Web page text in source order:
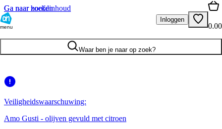
Ga naar hoofdinhoud
Ga naar zoeken
menu
Inloggen
0.00
Waar ben je naar op zoek?
Veiligheidswaarschuwing:
Amo Gusti - olijven gevuld met citroen